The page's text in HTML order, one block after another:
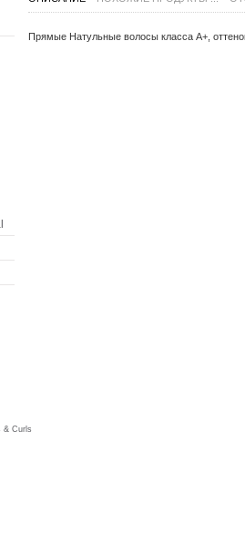
Прямые Натульные волосы класса А+ ,
& Curls